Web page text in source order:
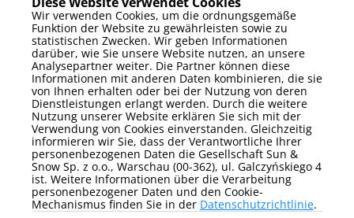
Aufenthaltspaket mit kostenloser Massage!
Wir verwenden Cookies, um die ordnungsgemäße
Funktion der Website zu gewährleisten sowie zu
statistischen Zwecken. Wir geben Informationen
darüber, wie Sie unsere Website nutzen, an unsere
Analysepartner weiter. Die Partner können diese
Informationen mit anderen Daten kombinieren, die sie
von Ihnen erhalten oder bei der Nutzung von deren
Dienstleistungen erlangt werden. Durch die weitere
Nutzung unserer Website erklären Sie sich mit der
Verwendung von Cookies einverstanden. Gleichzeitig
informieren wir Sie, dass der Verantwortliche Ihrer
personenbezogenen Daten die Gesellschaft Sun &
Snow Sp. z o.o., Warschau (00-362), ul. Galczyńskiego 4
ist. Weitere Informationen über die Verarbeitung
personenbezogener Daten und den Cookie-
Mechanismus finden Sie in der Datenschutzrichtlinie.